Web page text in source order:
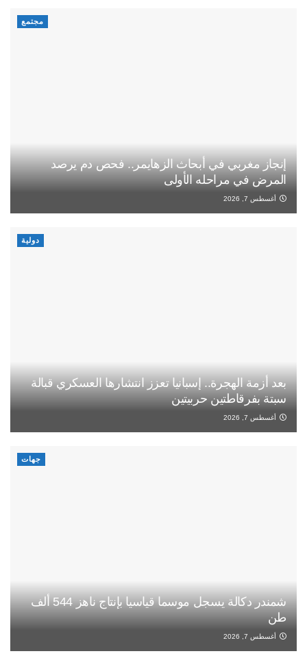
مجتمع
إنجاز مغربي في أبحاث الزهايمر.. فحص دم يرصد
المرض في مراحله الأولى
أغسطس 7, 2026
دولية
بعد أزمة الهجرة.. إسبانيا تعزز انتشارها العسكري قبالة
سبتة بفرقاطتين حربيتين
أغسطس 7, 2026
جهات
شمندر دكالة يسجل موسما قياسيا بإنتاج ناهز 544 ألف
طن
أغسطس 7, 2026